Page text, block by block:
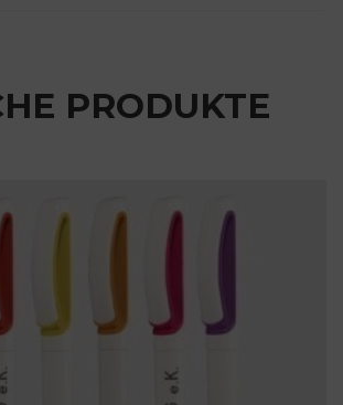
PRODUKTE